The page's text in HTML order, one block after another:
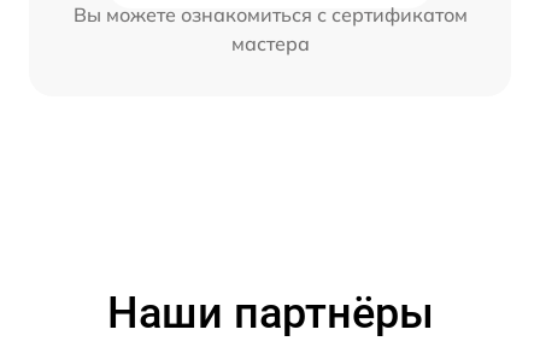
Вы можете ознакомиться с сертификатом
мастера
Наши партнёры